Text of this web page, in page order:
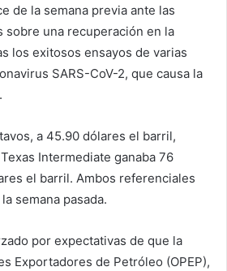
de la semana previa ante las
sobre una recuperación en la
los exitosos ensayos de varias
SARS-CoV-2, que causa la
a 45.90 dólares el barril,
Intermediate ganaba 76
el barril. Ambos referenciales
semana pasada.
por expectativas de que la
Exportadores de Petróleo (OPEP),